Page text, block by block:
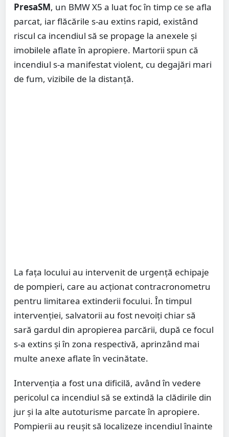
PresaSM, un BMW X5 a luat foc în timp ce se afla
parcat, iar flăcările s-au extins rapid, existând
riscul ca incendiul să se propage la anexele și
imobilele aflate în apropiere. Martorii spun că
incendiul s-a manifestat violent, cu degajări mari
de fum, vizibile de la distanță.
La fața locului au intervenit de urgență echipaje
de pompieri, care au acționat contracronometru
pentru limitarea extinderii focului. În timpul
intervenției, salvatorii au fost nevoiți chiar să
sară gardul din apropierea parcării, după ce focul
s-a extins și în zona respectivă, aprinzând mai
multe anexe aflate în vecinătate.
Intervenția a fost una dificilă, având în vedere
pericolul ca incendiul să se extindă la clădirile din
jur și la alte autoturisme parcate în apropiere.
Pompierii au reușit să localizeze incendiul înainte